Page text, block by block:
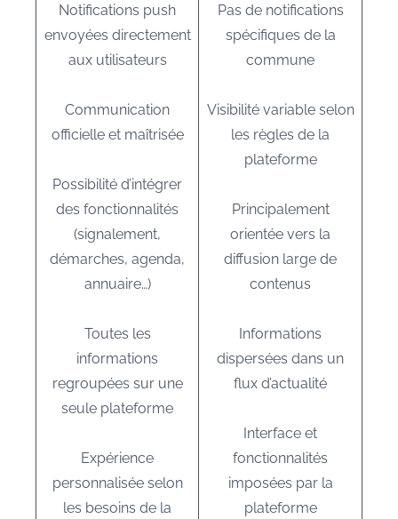
Notifications push
envoyées directement
aux utilisateurs
Communication
officielle et maîtrisée
Possibilité d’intégrer
des fonctionnalités
(signalement,
démarches, agenda,
annuaire…)
Toutes les
informations
regroupées sur une
seule plateforme
Expérience
personnalisée selon
les besoins de la
Pas de notifications
spécifiques de la
commune
Visibilité variable selon
les règles de la
plateforme
Principalement
orientée vers la
diffusion large de
contenus
Informations
dispersées dans un
flux d’actualité
Interface et
fonctionnalités
imposées par la
plateforme